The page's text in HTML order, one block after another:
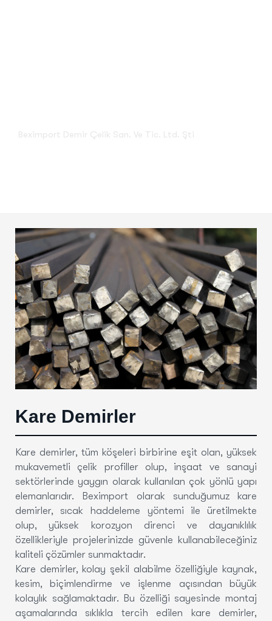
Beximport Demir Çelik San. Ve Tic. Ltd. Şti
Kare Demirler
Kare demirler, tüm köşeleri birbirine eşit olan, yüksek
mukavemetli çelik profiller olup, inşaat ve sanayi
sektörlerinde yaygın olarak kullanılan çok yönlü yapı
elemanlarıdır. Beximport olarak sunduğumuz kare
demirler, sıcak haddeleme yöntemi ile üretilmekte
olup, yüksek korozyon direnci ve dayanıklılık
özellikleriyle projelerinizde güvenle kullanabileceğiniz
kaliteli çözümler sunmaktadır.
Kare demirler, kolay şekil alabilme özelliğiyle kaynak,
kesim, biçimlendirme ve işlenme açısından büyük
kolaylık sağlamaktadır. Bu özelliği sayesinde montaj
aşamalarında sıklıkla tercih edilen kare demirler,